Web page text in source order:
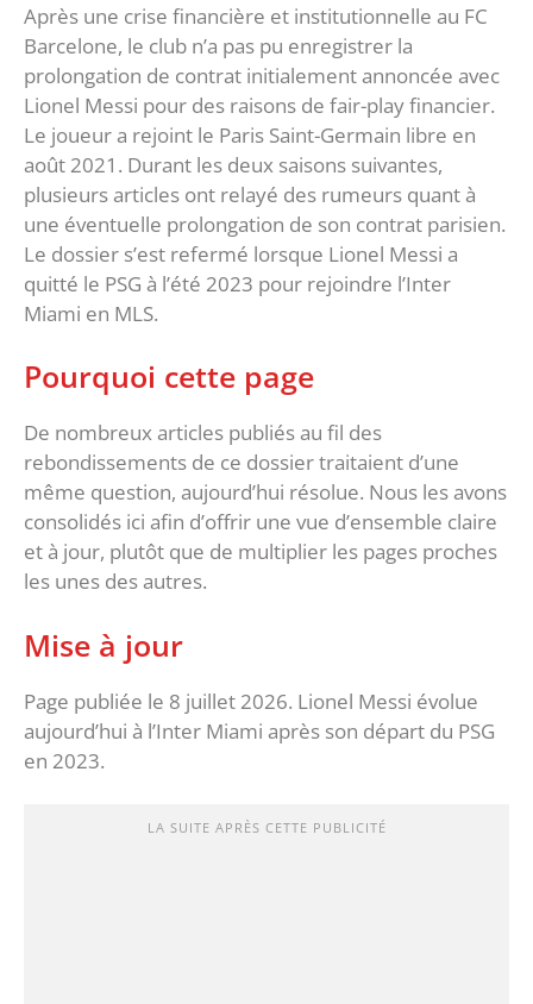
Après une crise financière et institutionnelle au FC
Barcelone, le club n’a pas pu enregistrer la
prolongation de contrat initialement annoncée avec
Lionel Messi pour des raisons de fair-play financier.
Le joueur a rejoint le Paris Saint-Germain libre en
août 2021. Durant les deux saisons suivantes,
plusieurs articles ont relayé des rumeurs quant à
une éventuelle prolongation de son contrat parisien.
Le dossier s’est refermé lorsque Lionel Messi a
quitté le PSG à l’été 2023 pour rejoindre l’Inter
Miami en MLS.
Pourquoi cette page
De nombreux articles publiés au fil des
rebondissements de ce dossier traitaient d’une
même question, aujourd’hui résolue. Nous les avons
consolidés ici afin d’offrir une vue d’ensemble claire
et à jour, plutôt que de multiplier les pages proches
les unes des autres.
Mise à jour
Page publiée le 8 juillet 2026. Lionel Messi évolue
aujourd’hui à l’Inter Miami après son départ du PSG
en 2023.
LA SUITE APRÈS CETTE PUBLICITÉ